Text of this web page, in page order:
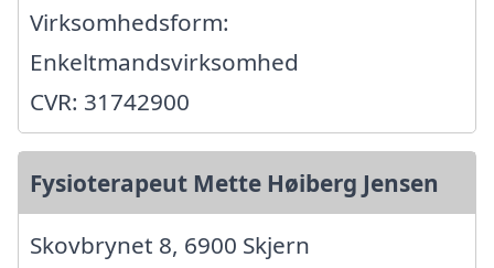
Virksomhedsform:
Enkeltmandsvirksomhed
CVR: 31742900
Fysioterapeut Mette Høiberg Jensen
Skovbrynet 8, 6900 Skjern